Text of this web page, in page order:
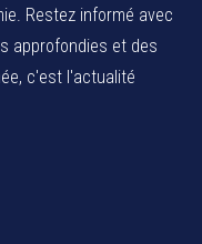
Restez informé avec
approfondies et des
c'est l'actualité